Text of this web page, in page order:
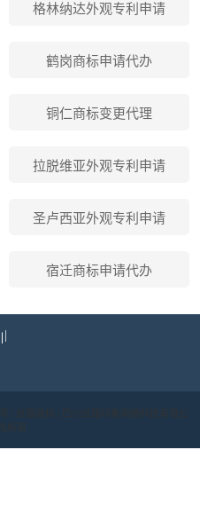
格林纳达外观专利申请
鹤岗商标申请代办
铜仁商标变更代理
拉脱维亚外观专利申请
圣卢西亚外观专利申请
宿迁商标申请代办
|